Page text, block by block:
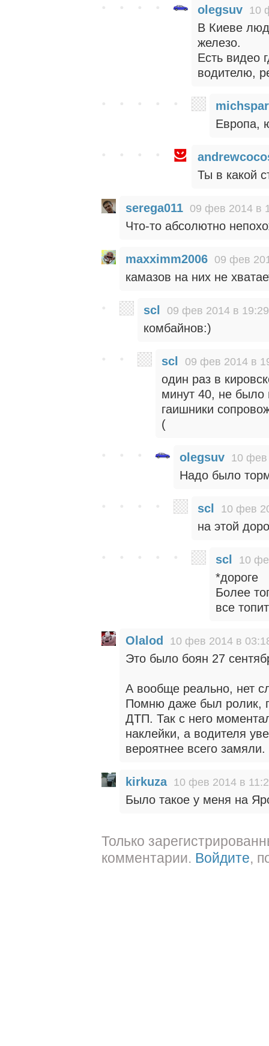
olegsuv 10
В Киеве
железо.
Есть видео
водителю,
michspar
Европа,
Ты в какой
serega011 09 фев 2014 в
Что-то абсолютно
maxximm2006 09 фев
камазов на них не
scl 09 фев 2014 в 19:29
комбайнов:)
scl 09 фев 2014 в
один раз в
минут 40, не было
гаишники
(
olegsuv 10 фев
Надо было
scl 10 фев
на этой
scl 10
*дороге
Более
все
Olalod 10 фев 2014 в
Это было боян 27
А вообще реально, нет
Помню даже был ролик,
ДТП. Так с него
наклейки, а водителя
вероятнее всего замяли.
kirkuza 10 фев 2014 в
Было такое у меня на
Только
комментарии. Войдите,